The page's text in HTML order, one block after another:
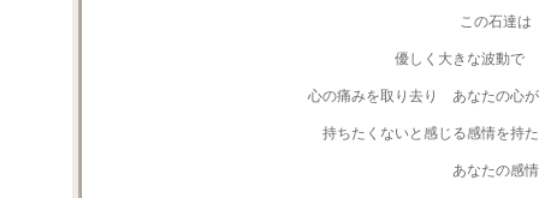
この石達
優しく大きな波動で
心の痛みを取り去り あなたの心
持ちたくないと感じる感情を持
あなたの感